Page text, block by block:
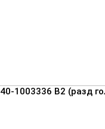
1003336 В2 (разд